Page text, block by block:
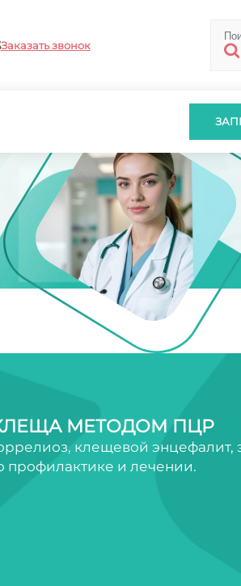
Заказать звонок
МЕТОДОМ ПЦР
клещевой энцефалит,
профилактике и лечении.